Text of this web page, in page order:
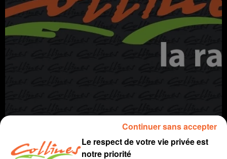
Le respect de votre vie privée est
notre priorité
Continuer sans accepter